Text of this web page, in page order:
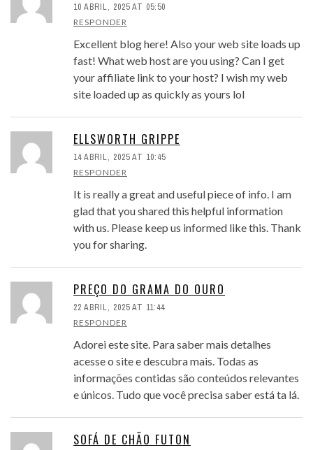
10 ABRIL, 2025 AT 05:50
RESPONDER
Excellent blog here! Also your web site loads up
fast! What web host are you using? Can I get
your affiliate link to your host? I wish my web
site loaded up as quickly as yours lol
ELLSWORTH GRIPPE
14 ABRIL, 2025 AT 10:45
RESPONDER
It is really a great and useful piece of info. I am
glad that you shared this helpful information
with us. Please keep us informed like this. Thank
you for sharing.
PREÇO DO GRAMA DO OURO
22 ABRIL, 2025 AT 11:44
RESPONDER
Adorei este site. Para saber mais detalhes
acesse o site e descubra mais. Todas as
informações contidas são conteúdos relevantes
e únicos. Tudo que você precisa saber está ta lá.
SOFÁ DE CHÃO FUTON